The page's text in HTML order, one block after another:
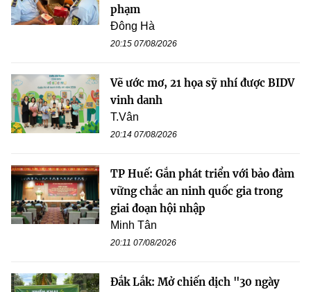
phạm
Đông Hà
20:15 07/08/2026
Vẽ ước mơ, 21 họa sỹ nhí được BIDV
vinh danh
T.Vân
20:14 07/08/2026
TP Huế: Gắn phát triển với bảo đảm
vững chắc an ninh quốc gia trong
giai đoạn hội nhập
Minh Tân
20:11 07/08/2026
Đắk Lắk: Mở chiến dịch "30 ngày